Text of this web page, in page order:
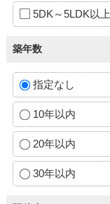
5DK～5LDK以上
築年数
指定なし
10年以内
20年以内
30年以内